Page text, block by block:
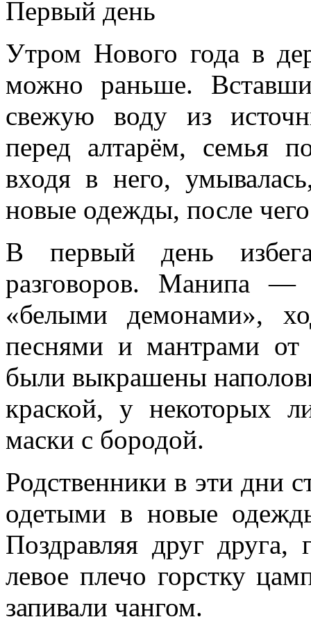
Первый день
Утром Нового года в
можно раньше.
свежую воду из
перед алтарём, семья
входя в него,
новые одежды, после
В первый день
разговоров. Манипа —
«белыми демонами»,
песнями и мантрами
были выкрашены
краской, у некоторых
маски с бородой.
Родственники в эти дни
одетыми в новые
Поздравляя друг друга,
левое плечо горстку
запивали чангом.